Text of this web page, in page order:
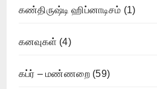
கண்திருஷ்டி ஹிப்னாடிசம் (1)
கனவுகள் (4)
கப்ர் – மண்ணறை (59)